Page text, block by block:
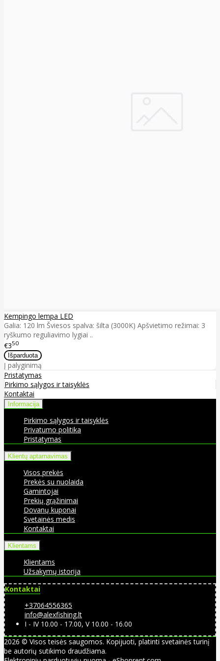
Kempingo lempa LED
Galia: 120 lm Šviesos spalva: šilta (3000K) Apšvietimo režimai: 3
ryškumo reguliavimo lygiai ..
€350
Į palyginimą
Pristatymas
Pirkimo sąlygos ir taisyklės
Kontaktai
Informacija
Pirkimo sąlygos ir taisyklės
Privatumo politika
Pristatymas
Klientų aptarnavimas
Visos prekės
Prekės su nuolaida
Gamintojai
Prekių grąžinimai
Dovanų kuponai
Svetainės medis
Kontaktai
Klientams
Klientams
Užsakymų istorija
Kontaktai
+37064556365
info@alexfishing.lt
I - IV 10.00 - 17.00, V 10.00 - 16.00
2026 © Visos teisės saugomos. Kopijuoti, platinti svetainės turinį
be autorių sutikimo draudžiama.